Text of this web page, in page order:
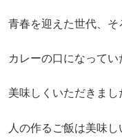
青春を迎えた世代、そ
カレーの口になってい
美味しくいただきまし
人の作るご飯は美味し